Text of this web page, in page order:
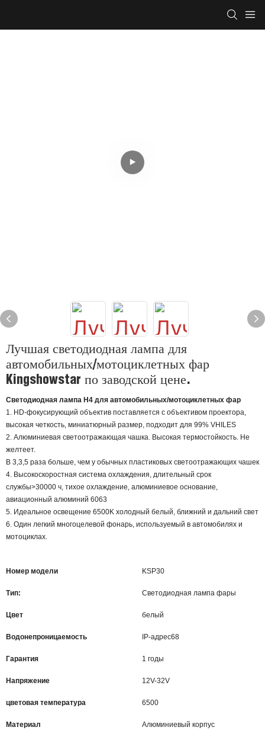
Лучшая светодиодная лампа для
автомобильных/мотоциклетных фар
Kingshowstar по заводской цене.
Светодиодная лампа H4 для автомобильных/мотоциклетных фар
1. HD-фокусирующий объектив поставляется с объективом проектора,
высокая четкость, миниатюрный размер, подходит для 99% VHILES
2. Алюминиевая светоотражающая чашка. Высокая термостойкость. Не
желтеет.
В 3,3,5 раза больше, чем у обычных пластиковых светоотражающих чашек
4. Высокоскоростная система охлаждения, длительный срок
службы>30000 ч, тихое охлаждение, алюминиевое основание,
авиационный алюминий 6063
5. Идеальное освещение 6500K холодный белый, ближний и дальний свет
6. Один легкий многоцелевой фонарь, используемый в автомобилях и
мотоциклах.
Номер модели KSP30
Тип: Светодиодная лампа фары
Цвет белый
Водонепроницаемость IP-адрес68
Гарантия 1 годы
Напряжение 12V-32V
цветовая температура 6500
Материал Алюминиевый корпус